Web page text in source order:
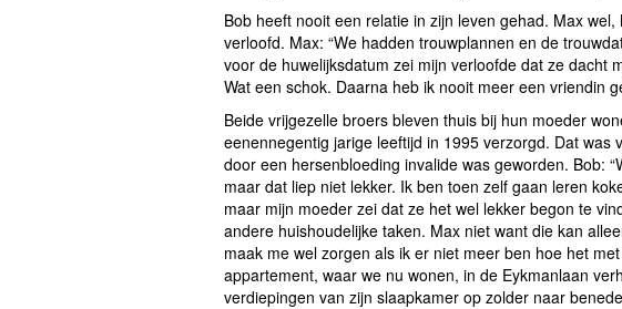
Bob heeft nooit een relatie in zijn leven gehad. Max
verloofd. Max: “We hadden trouwplannen en de
voor de huwelijksdatum zei mijn verloofde dat ze dacht
Wat een schok. Daarna heb ik nooit meer een vriendin
Beide vrijgezelle broers bleven thuis bij hun moeder
eenennegentig jarige leeftijd in 1995 verzorgd. Dat
door een hersenbloeding invalide was geworden. Bob:
maar dat liep niet lekker. Ik ben toen zelf gaan leren
maar mijn moeder zei dat ze het wel lekker begon te
andere huishoudelijke taken. Max niet want die kan
maak me wel zorgen als ik er niet meer ben hoe het
appartement, waar we nu wonen, in de Eykmanlaan
verdiepingen van zijn slaapkamer op zolder naar